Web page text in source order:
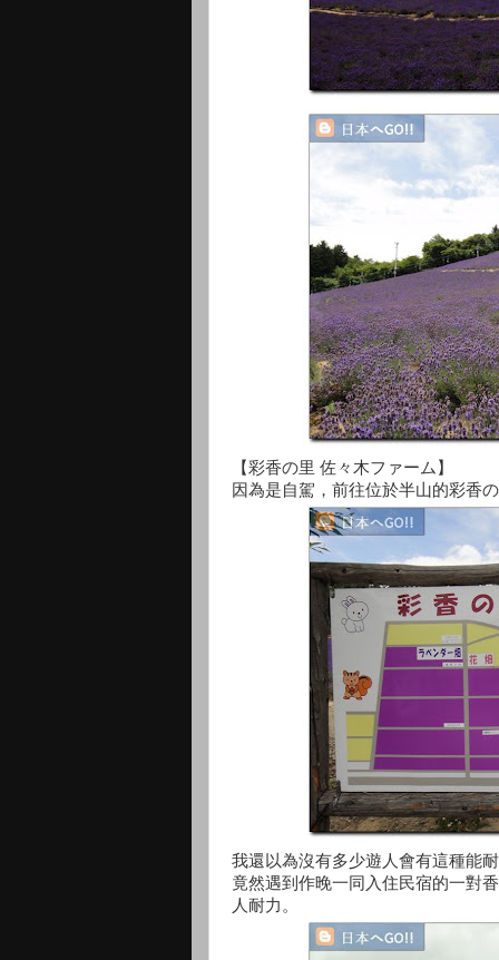
【彩香の里 佐々木ファーム】
因為是自駕，前往位於半山的彩香
我還以為沒有多少遊人會有這種能
竟然遇到作晚一同入住民宿的一對
人耐力。